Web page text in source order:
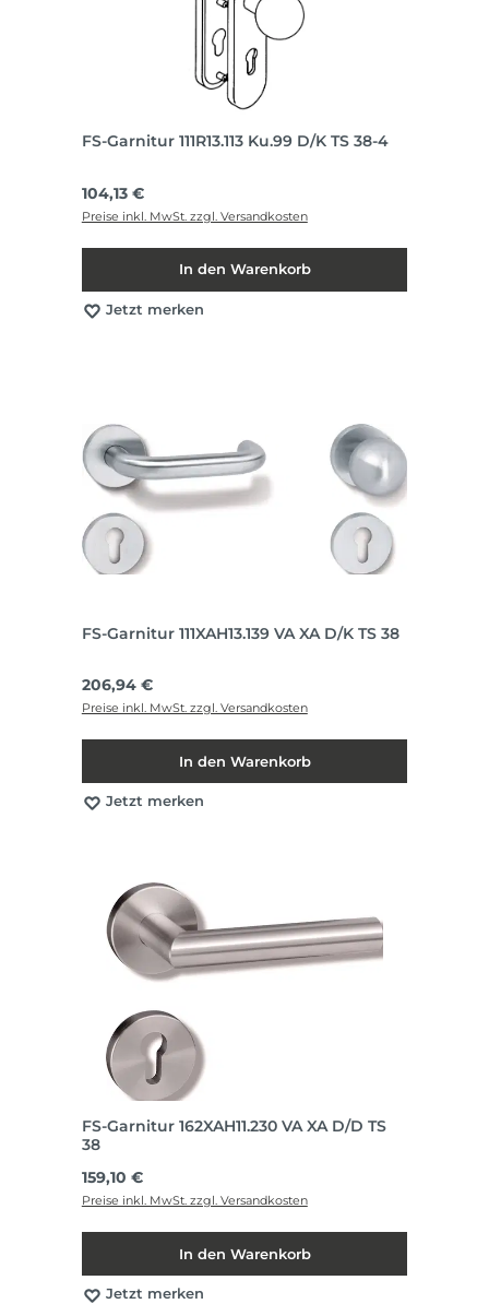
FS-Garnitur 111R13.113 Ku.99 D/K TS 38-4
Regulärer Preis:
104,13 €
Preise inkl. MwSt. zzgl. Versandkosten
In den Warenkorb
Jetzt merken
FS-Garnitur 111XAH13.139 VA XA D/K TS 38
Regulärer Preis:
206,94 €
Preise inkl. MwSt. zzgl. Versandkosten
In den Warenkorb
Jetzt merken
FS-Garnitur 162XAH11.230 VA XA D/D TS
38
Regulärer Preis:
159,10 €
Preise inkl. MwSt. zzgl. Versandkosten
In den Warenkorb
Jetzt merken